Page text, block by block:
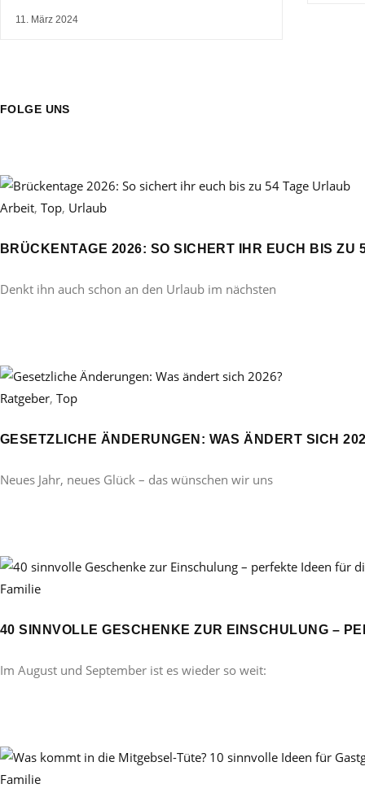
11. März 2024
FOLGE UNS
Arbeit, Top, Urlaub
BRÜCKENTAGE 2026: SO SICHERT IHR EUCH BIS ZU
Denkt ihn auch schon an den Urlaub im nächsten
Ratgeber, Top
GESETZLICHE ÄNDERUNGEN: WAS ÄNDERT SICH
Neues Jahr, neues Glück – das wünschen wir uns
Familie
40 SINNVOLLE GESCHENKE ZUR EINSCHULUNG –
Im August und September ist es wieder so weit:
Familie